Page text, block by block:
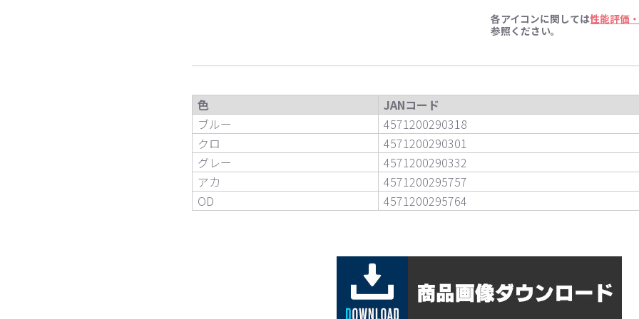
各アイコンに関しては性能評価
参照ください。
色
JANコード
ブルー
4571200290318
クロ
4571200290301
グレー
4571200290332
アカ
4571200295757
OD
4571200295764